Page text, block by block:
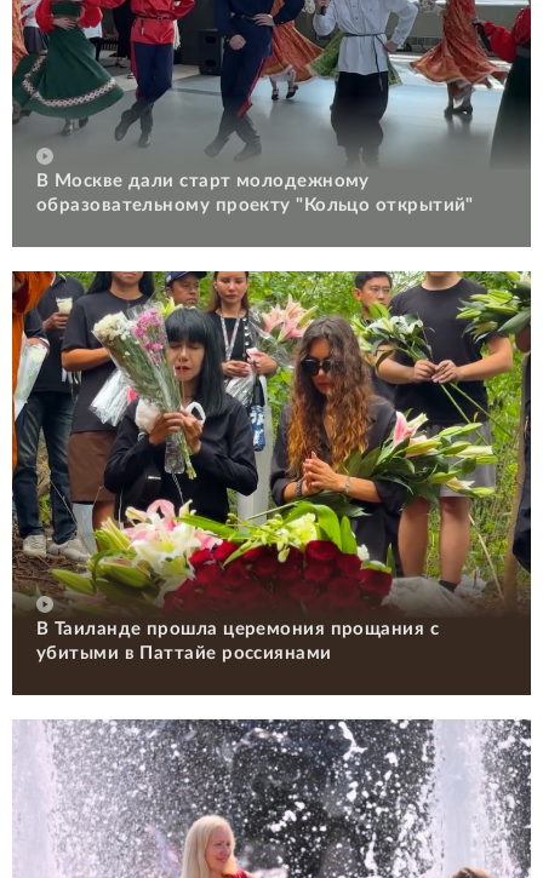
В Москве дали старт молодежному
образовательному проекту "Кольцо открытий"
В Таиланде прошла церемония прощания с
убитыми в Паттайе россиянами